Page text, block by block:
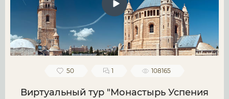
50 1 108165
Виртуальный тур "Монастырь Успения